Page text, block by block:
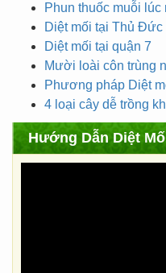
Phun thuốc muỗi
Diệt mối tại Thủ Đức
Diệt mối tại quận 7
Mười loài côn trùng
Phương pháp Diệt
4 loại cây dễ trồng
Hướng Dẫn Diệt